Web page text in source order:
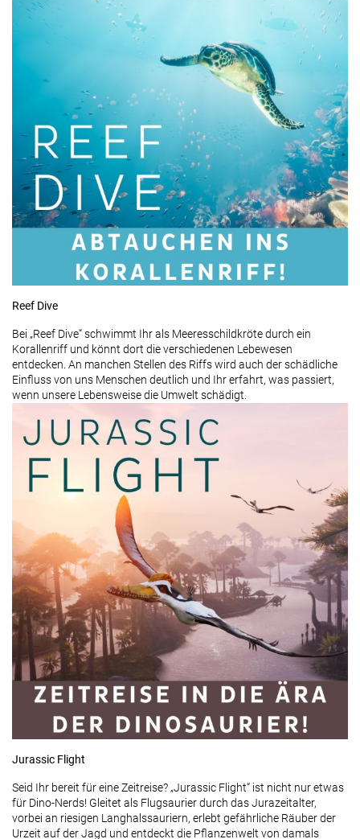
Reef Dive
Bei „Reef Dive“ schwimmt Ihr als Meeresschildkröte durch ein
Korallenriff und könnt dort die verschiedenen Lebewesen
entdecken. An manchen Stellen des Riffs wird auch der schädliche
Einfluss von uns Menschen deutlich und Ihr erfahrt, was passiert,
wenn unsere Lebensweise die Umwelt schädigt.
Jurassic Flight
Seid Ihr bereit für eine Zeitreise? „Jurassic Flight“ ist nicht nur etwas
für Dino-Nerds! Gleitet als Flugsaurier durch das Jurazeitalter,
vorbei an riesigen Langhalssauriern, erlebt gefährliche Räuber der
Urzeit auf der Jagd und entdeckt die Pflanzenwelt von damals